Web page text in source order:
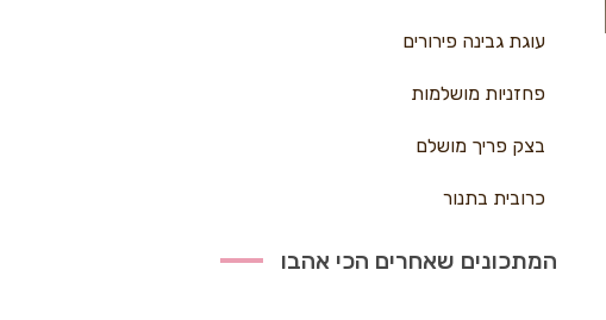
עוגת גבינה פירורים
פחזניות מושלמות
בצק פריך מושלם
כרובית בתנור
המתכונים שאחרים הכי אהבו